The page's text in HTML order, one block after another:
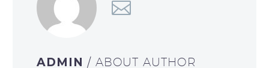
ADMIN / ABOUT AUTHOR